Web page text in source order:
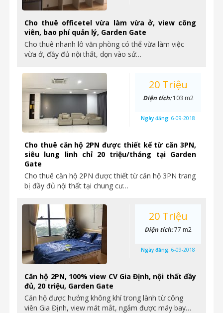
Cho thuê officetel vừa làm vừa ở, view công
viên, bao phí quản lý, Garden Gate
Cho thuê nhanh lô văn phòng có thể vừa làm việc
vừa ở, đầy đủ nội thất, dọn vào sử…
Cho thuê căn hộ 2PN được thiết kế từ căn 3PN,
siêu lung linh chỉ 20 triệu/tháng tại Garden
Gate
Cho thuê căn hộ 2PN được thiết từ căn hộ 3PN trang
bị đầy đủ nội thất tại chung cư…
20 Triệu
Diện tích:103 m2
Ngày đăng: 6-09-2018
Căn hộ 2PN, 100% view CV Gia Định, nội thất đầy
đủ, 20 triệu, Garden Gate
Căn hộ được hưởng không khí trong lành từ công
viên Gia Định, view mát mắt, ngắm được máy bay…
20 Triệu
Diện tích:77 m2
Ngày đăng: 6-09-2018